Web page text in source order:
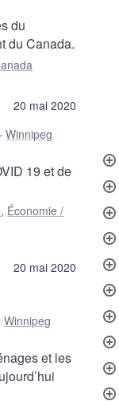
du
du Canada.
20 mai 2020
Winnipeg
19 et de
, Économie /
20 mai 2020
Winnipeg
et les